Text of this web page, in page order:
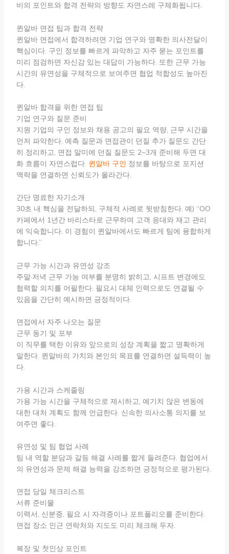
비의 포인트와 합격 전략의 방향도 자연스레 구체화됩니다.
퀸알바 면접 팁과 합격 전략
퀸알바 면접에서 합격하려면 기업 연구와 명확한 의사전달이
핵심이다. 구인 정보를 빠르게 파악하고 자주 묻는 포인트를
미리 점검하면 자신감 있는 대답이 가능하다. 또한 근무 가능
시간의 유연성을 구체적으로 보여주면 협업 적합성도 높아진
다.
퀸알바 합격을 위한 면접 팁
기업 연구와 질문 준비
지원 기업의 구인 정보와 채용 공고의 필요 역량, 근무 시간을
먼저 파악한다. 예측 질문과 면접관이 던질 추가 질문도 간단
히 정리하고, 면접 말미에 던질 질문도 2~3개 준비해 두면 대
화 흐름이 자연스럽다. 퀸알바 구인 정보를 바탕으로 포지션
맥락을 연결하면 신뢰도가 올라간다.
간단 명료한 자기소개
30초 내 핵심을 전달하되, 구체적 사례로 뒷받침한다. 예) “OO
카페에서 1년간 바리스타로 근무하며 고객 응대와 재고 관리
에 익숙합니다. 이 경험이 퀸알바에서도 빠르게 팀에 융합하게
합니다.”
근무 가능 시간과 유연성 강조
주말·저녁 근무 가능 여부를 분명히 밝히고, 시프트 변경에도
협력할 의지를 어필한다. 필요시 대체 인력으로도 연결될 수
있음을 간단히 예시하면 긍정적이다.
면접에서 자주 나오는 질문
근무 동기 및 포부
이 직무를 택한 이유와 앞으로의 성장 계획을 짧고 명확하게
말한다. 퀸알바의 가치와 본인의 목표를 연결하면 설득력이 높
다.
가용 시간과 스케줄링
가용 가능 시간을 구체적으로 제시하고, 예기치 않은 변동에
대한 대처 계획도 함께 언급한다. 신속한 의사소통 의지를 보
여주면 좋다.
유연성 및 팀 협업 사례
팀 내 역할 분담과 갈등 해결 사례를 짧게 들려준다. 협업에서
의 유연성과 문제 해결 능력을 강조하면 긍정적으로 평가된다.
면접 당일 체크리스트
서류 준비물
이력서, 신분증, 필요 시 자격증이나 포트폴리오를 준비한다.
면접 장소 인근 연락처와 지도도 미리 체크해 두자.
복장 및 첫인상 포인트